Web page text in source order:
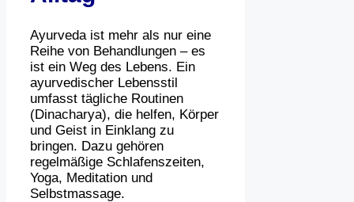
Ayurveda ist mehr als nur eine
Reihe von Behandlungen – es
ist ein Weg des Lebens. Ein
ayurvedischer Lebensstil
umfasst tägliche Routinen
(Dinacharya), die helfen, Körper
und Geist in Einklang zu
bringen. Dazu gehören
regelmäßige Schlafenszeiten,
Yoga, Meditation und
Selbstmassage.